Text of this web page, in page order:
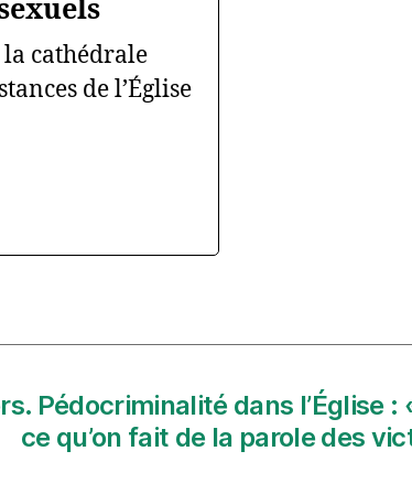
la cathédrale
de l’Église
Pédocriminalité dans l’Église :
ce qu’on fait de la parole des